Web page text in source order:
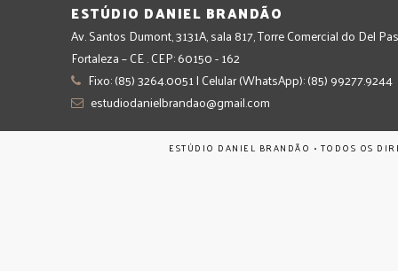
ESTÚDIO DANIEL BRANDÃO
Av. Santos Dumont, 3131A, sala 817, Torre Comercial do Del
Fortaleza – CE . CEP: 60150 - 162
Fixo: (85) 3264.0051 | Celular (WhatsApp): (85) 99277.9244
estudiodanielbrandao@gmail.com
ESTÚDIO DANIEL BRANDÃO • TODOS OS